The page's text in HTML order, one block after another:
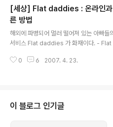
pen Marketplace이며 퍼블리셔가 경매
고를 실어줄 수 있도록 하는 시스템 입니
지난해의 2배인 7000만..
[세상] Flat daddies : 온라인과
른 방법
해외에 파병되어 멀러 떨어져 있는 아빠들
서비스 Flat daddies 가 화재이다. -
eir Place at Home - Guard families
가 함께 오지 못했는지에 대한 설명이 되니
0 6 2007. 4. 23.
이 블로그 인기글